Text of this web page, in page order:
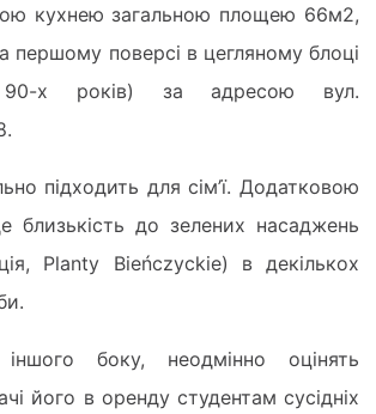
кухнею загальною площею 66м2,
першому поверсі в цегляному блоці
х років) за адресою вул.
підходить для сім’ї. Додатковою
близькість до зелених насаджень
Planty Bieńczyckie) в декількох
боку, неодмінно оцінять
його в оренду студентам сусідніх